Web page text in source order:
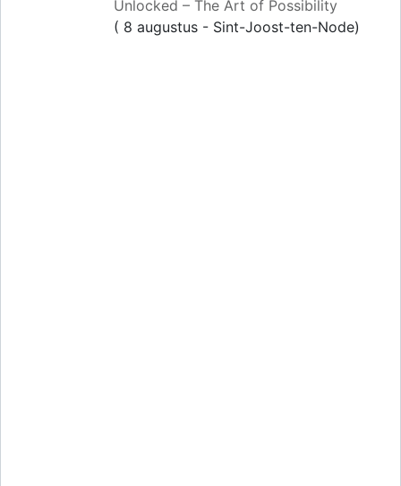
Unlocked – The Art of Possibility
( 8 augustus - Sint-Joost-ten-Node)